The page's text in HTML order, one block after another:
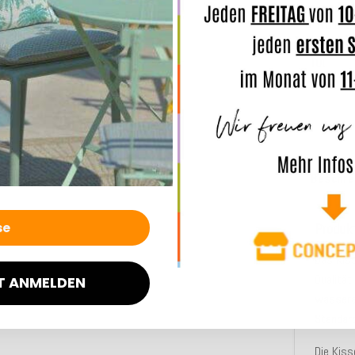
Das
Die
ANMELDEN